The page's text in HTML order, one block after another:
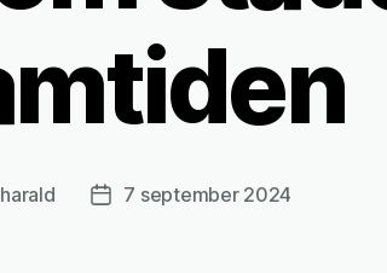
harald Inläggsdatum
7 september 2024